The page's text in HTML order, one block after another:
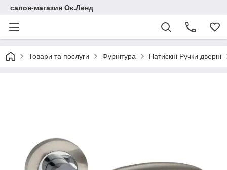
салон-магазин Ок.Ленд
Товари та послуги Фурнітура Натискні Ручки дверні